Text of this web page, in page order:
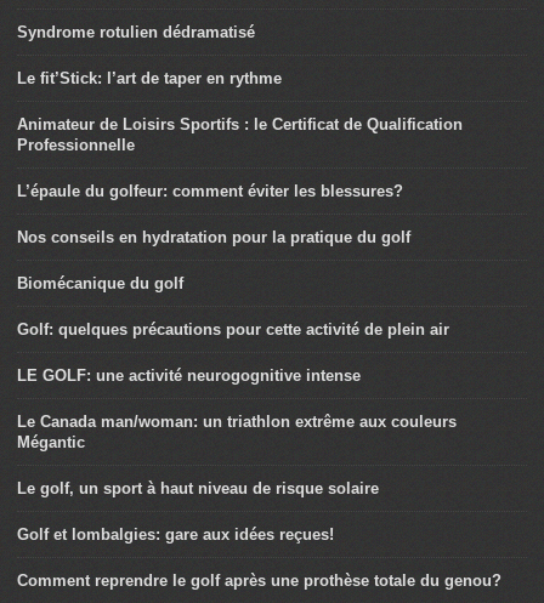
Syndrome rotulien dédramatisé
Le fit’Stick: l’art de taper en rythme
Animateur de Loisirs Sportifs : le Certificat de Qualification
Professionnelle
L’épaule du golfeur: comment éviter les blessures?
Nos conseils en hydratation pour la pratique du golf
Biomécanique du golf
Golf: quelques précautions pour cette activité de plein air
LE GOLF: une activité neurogognitive intense
Le Canada man/woman: un triathlon extrême aux couleurs
Mégantic
Le golf, un sport à haut niveau de risque solaire
Golf et lombalgies: gare aux idées reçues!
Comment reprendre le golf après une prothèse totale du genou?